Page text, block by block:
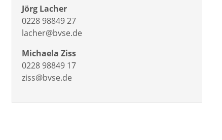
Jörg Lacher
0228 98849 27
lacher@bvse.de
Michaela Ziss
0228 98849 17
ziss@bvse.de